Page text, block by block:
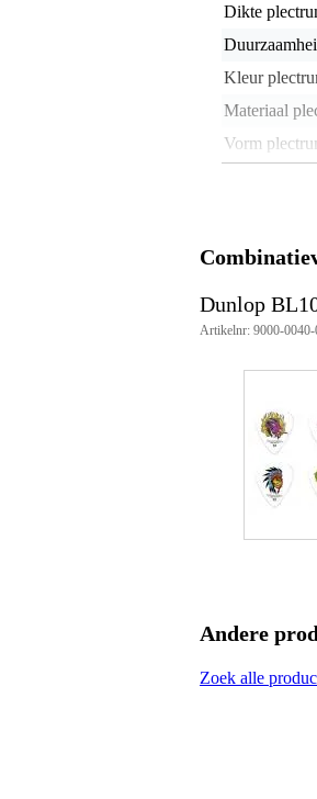
Dikte
Kleur
Materiaal
Vorm
Afmeting
Dunlop
Artikelnr: 9000-0040-
Andere
Zoek alle